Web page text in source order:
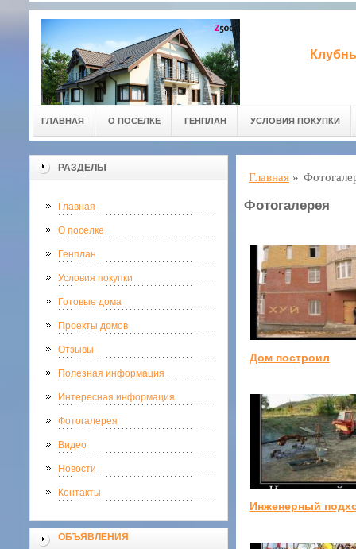
ГЛАВНАЯ О ПОСЕЛКЕ ГЕНПЛАН УСЛОВИЯ ПОКУПКИ
РАЗДЕЛЫ
Главная
О поселке
Генплан
Условия покупки
Готовые дома
Проекты домов
Отзывы
Полезная информация
Интересная информация
Фотогалерея
Видео
Новости
Контакты
ОБЪЯВЛЕНИЯ
Главная »
Фотогалерея
Дом построил
Инженерный